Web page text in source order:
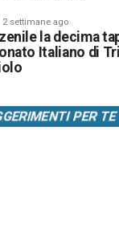
2 settimane ago
la decima
Italiano di
PER TE